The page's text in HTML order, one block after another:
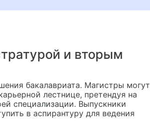
и вторым
бакалавриата. Магистры могут
лестнице, претендуя на
специализации. Выпускники
в аспирантуру для ведения